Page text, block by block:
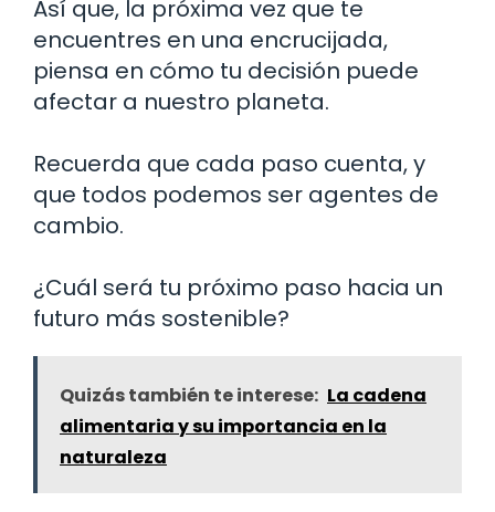
Así que, la próxima vez que te
encuentres en una encrucijada,
piensa en cómo tu decisión puede
afectar a nuestro planeta.
Recuerda que cada paso cuenta, y
que todos podemos ser agentes de
cambio.
¿Cuál será tu próximo paso hacia un
futuro más sostenible?
Quizás también te interese: La cadena
alimentaria y su importancia en la
naturaleza